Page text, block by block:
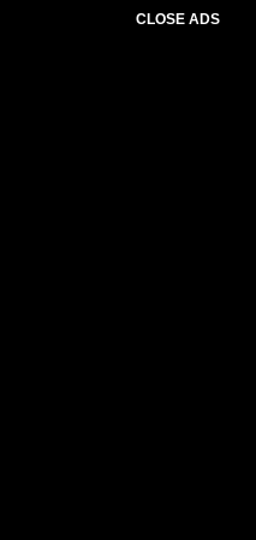
CLOSE ADS